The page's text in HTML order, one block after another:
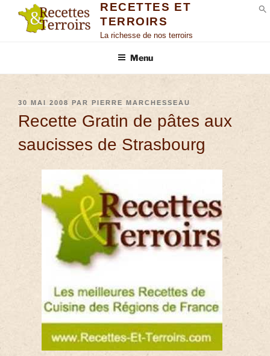
RECETTES ET
TERROIRS
La richesse de nos terroirs
Menu
30 MAI 2008 PAR PIERRE MARCHESSEAU
Recette Gratin de pâtes aux
saucisses de Strasbourg